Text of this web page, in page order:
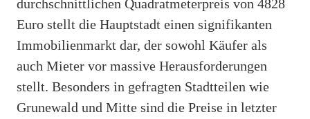
durchschnittlichen Quadratmeterpreis von 4828
Euro stellt die Hauptstadt einen signifikanten
Immobilienmarkt dar, der sowohl Käufer als
auch Mieter vor massive Herausforderungen
stellt. Besonders in gefragten Stadtteilen wie
Grunewald und Mitte sind die Preise in letzter